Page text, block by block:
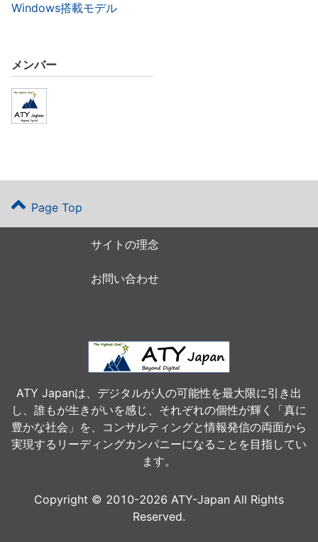
Windows搭載モデル
メンバー
Page Top
サイトの理念
お問い合わせ
ATY Japanは、デジタルが人の可能性を最大限に引き出
し、誰もが生きがいを感じ、それぞれの個性が輝く「真に
豊かな社会」を、コンサルティングと情報発信の両面から
実現するリーディングカンパニーになることを目指してい
ます。
Copyright © 2010-2026 ATY-Japan All Rights
Reserved.